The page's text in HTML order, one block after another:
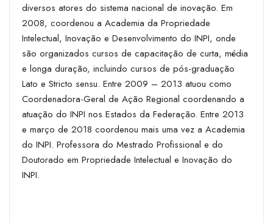
diversos atores do sistema nacional de inovação. Em
2008, coordenou a Academia da Propriedade
Intelectual, Inovação e Desenvolvimento do INPI, onde
são organizados cursos de capacitação de curta, média
e longa duração, incluindo cursos de pós-graduação
Lato e Stricto sensu. Entre 2009 – 2013 atuou como
Coordenadora-Geral de Ação Regional coordenando a
atuação do INPI nos Estados da Federação. Entre 2013
e março de 2018 coordenou mais uma vez a Academia
do INPI. Professora do Mestrado Profissional e do
Doutorado em Propriedade Intelectual e Inovação do
INPI.